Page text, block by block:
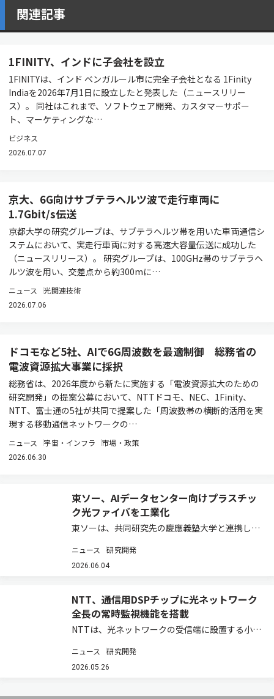
関連記事
1FINITY、インドに子会社を設立
1FINITYは、インド ベンガルール市に完全子会社となる 1Finity
Indiaを2026年7月1日に設立したと発表した（ニュースリリー
ス）。 同社はこれまで、ソフトウェア開発、カスタマーサポー
ト、マーケティングな…
ビジネス
2026.07.07
京大、6G向けサブテラヘルツ波で走行車両に
1.7Gbit/s伝送
京都大学の研究グループは、サブテラヘルツ帯を用いた車両通信シ
ステムにおいて、実走行車両に対する高速大容量伝送に成功した
（ニュースリリース）。 研究グループは、100GHz帯のサブテラヘ
ルツ波を用い、交差点から約300mに…
ニュース 光関連技術
2026.07.06
ドコモなど5社、AIで6G周波数を最適制御 総務省の
電波資源拡大事業に採択
総務省は、2026年度から新たに実施する「電波資源拡大のための
研究開発」の提案公募において、NTTドコモ、NEC、1Finity、
NTT、富士通の5社が共同で提案した「周波数帯の横断的活用を実
現する移動通信ネットワークの…
ニュース 宇宙・インフラ 市場・政策
2026.06.30
東ソー、AIデータセンター向けプラスチッ
ク光ファイバを工業化
東ソーは、共同研究先の慶應義塾大学と連携して
高密度化技術に関する研究開発プロジェクト」
が、国立研究開発法人情報通信研究機構
ニュース 研究開発
2026.06.04
NTT、通信用DSPチップに光ネットワーク
全長の常時監視機能を搭載
NTTは、光ネットワークの受信端に設置する小型
ーク全長の状態を可視化する機能を、世界で初め
て通信用デジタル信号処理チップに搭載したと発
ニュース 研究開発
2026.05.26